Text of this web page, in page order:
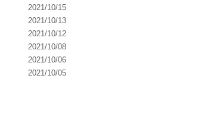
2021/10/15
2021/10/13
2021/10/12
2021/10/08
2021/10/06
2021/10/05